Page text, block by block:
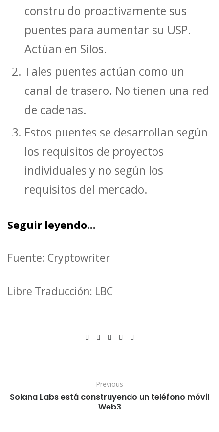
construido proactivamente sus
puentes para aumentar su USP.
Actúan en Silos.
Tales puentes actúan como un
canal de trasero. No tienen una red
de cadenas.
Estos puentes se desarrollan según
los requisitos de proyectos
individuales y no según los
requisitos del mercado.
Seguir leyendo…
Fuente: Cryptowriter
Libre Traducción: LBC
Previous
Solana Labs está construyendo un teléfono móvil
Web3